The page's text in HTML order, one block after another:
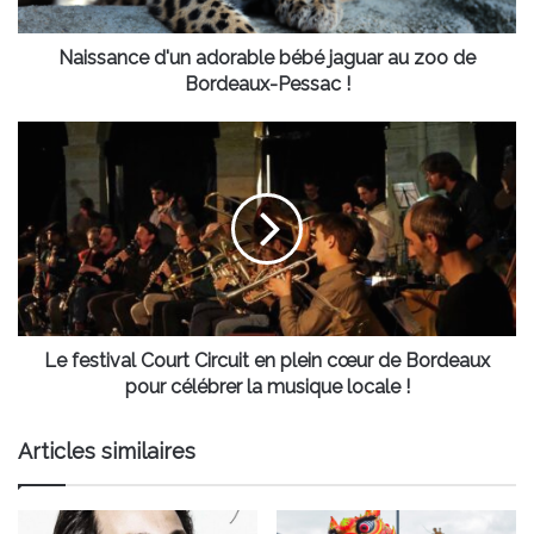
de
Bordeaux-
PessacNaissance d'un adorable bébé jaguar au zoo de
Bordeaux-Pessac !
festival
en
plein
cœur
de
Bordeaux
pour
locale
!
Le festival Court Circuit en plein cœur de Bordeaux
pour célébrer la musique locale !
Articles similaires